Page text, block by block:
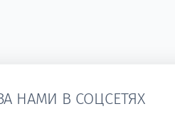
НАМИ В СОЦСЕТЯХ